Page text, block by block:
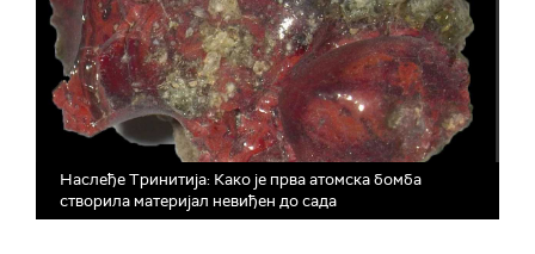
Наслеђе Тринитија: Како је прва атомска бомба
створила материјал невиђен до сада